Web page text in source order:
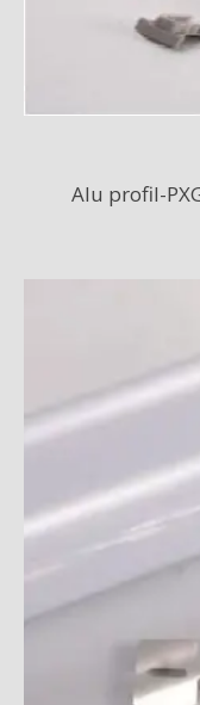
Alu profil-